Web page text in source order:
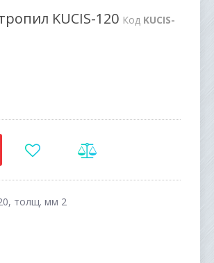
KUCIS-120 Код KUCIS-
толщ. мм 2